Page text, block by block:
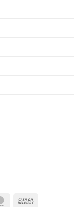
MasterCard